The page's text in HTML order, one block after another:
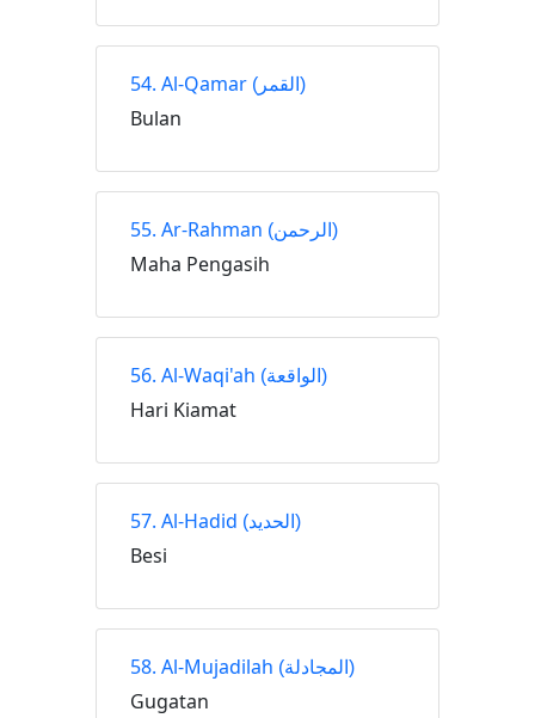
54. Al-Qamar (القمر)
Bulan
55. Ar-Rahman (الرحمن)
Maha Pengasih
56. Al-Waqi'ah (الواقعة)
Hari Kiamat
57. Al-Hadid (الحديد)
Besi
58. Al-Mujadilah (المجادلة)
Gugatan